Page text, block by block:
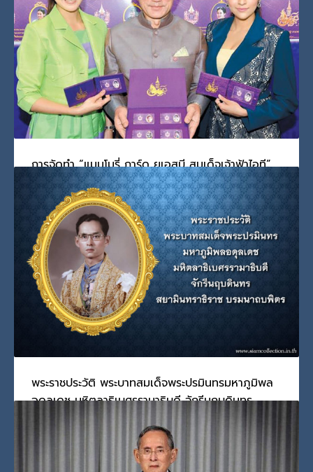
ความเป็นมาและวัตถุประสงค์ ในการจัดทำ “แฟลช ไดร์ฟ สมเด็จ
PUBLISHED IN
สมเด็จพระกนิษฐาธิราชเจ้า
TAGGED UNDER:
สมเด็จพระกนิษฐาธิราชเจ้า กรมสมเด็จพระเทพรัตนราชสุ
ดาฯ สยามบรมราชกุมารี , สมเด็จพระเทพรัตนราชสุดาฯ สยามบรมราชกุมารี,
สมเด็จเจ้าฟ้าไอที
,แมมโมรี่ การ์ด ยูเอสบี
การจัดทำ “แมมโมรี่ การ์ด ยูเอสบี สมเด็จเจ้าฟ้าไอที”
วันจันทร์, 07 กุมภาพันธ์ 2022 BY SCADMIN
เมื่อวันที่ ๑๘ มิถุนายน ๒๕๕๘ ณ ห้องเทวกรรมรังรักษ์ สโมส
PUBLISHED IN สมเด็จพระกนิษฐาธิราชเจ้า
TAGGED UNDER: สมเด็จพระกนิษฐาธิราชเจ้า กรมสมเด็จพระเทพรัตนราชสุ
ดาฯ สยามบรมราชกุมารี,สมเด็จพระเทพรัตนราชสุดาฯ สยามบรมราชกุมารี
สมเด็จเจ้าฟ้าไอที,แมมโมรี่ การ์ด ยูเอสบี
พระราชประวัติ พระบาทสมเด็จพระปรมินทรมหาภูมิพล
อดุลเดช มหิตลาธิเบศรรามาธิบดี จักรีนฤบดินทร
สยามินทราธิราช บรมนาถบพิตร
BYSCADMIN